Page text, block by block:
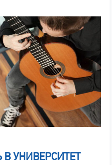
В УНИВЕРСИТЕТ